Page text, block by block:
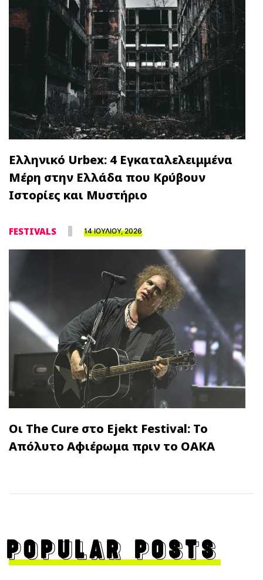
Ελληνικό Urbex: 4 Εγκαταλελειμμένα
Μέρη στην Ελλάδα που Κρύβουν
Ιστορίες και Μυστήριο
FESTIVALS 14 ΙΟΥΛΙΟΥ, 2026
Οι The Cure στο Ejekt Festival: Το
Απόλυτο Αφιέρωμα πριν το ΟΑΚΑ
POPULAR POSTS